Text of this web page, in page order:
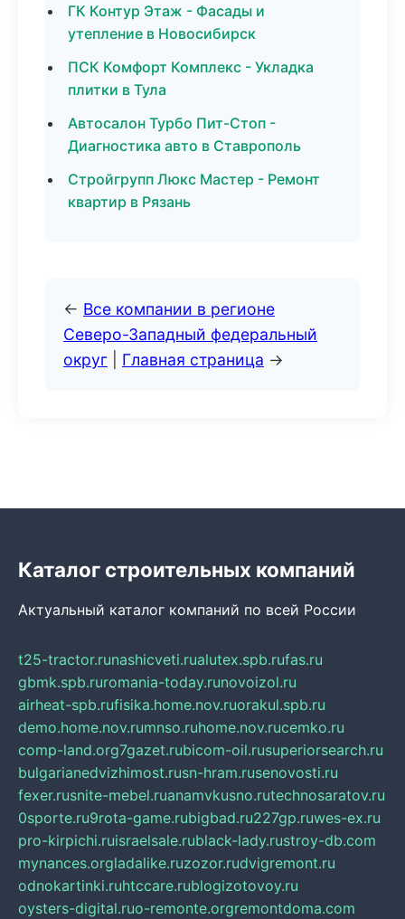
ГК Контур Этаж - Фасады и
утепление в Новосибирск
ПСК Комфорт Комплекс - Укладка
плитки в Тула
Автосалон Турбо Пит-Стоп -
Диагностика авто в Ставрополь
Стройгрупп Люкс Мастер - Ремонт
квартир в Рязань
← Все компании в регионе
Северо-Западный федеральный
округ
Главная страница →
Каталог строительных компаний
Актуальный каталог компаний по всей России
t25-tractor.runashicveti.rualutex.spb.rufas.ru
gbmk.spb.ruromania-today.runovoizol.ru
airheat-spb.rufisika.home.nov.ruorakul.spb.ru
demo.home.nov.rumnso.ruhome.nov.rucemko.ru
comp-land.org7gazet.rubicom-oil.rusuperiorsearch.ru
bulgarianedvizhimost.rusn-hram.rusenovosti.ru
fexer.rusnite-mebel.ruanamvkusno.rutechnosaratov.ru
0sporte.ru9rota-game.rubigbad.ru227gp.ruwes-ex.ru
pro-kirpichi.ruisraelsale.rublack-lady.rustroy-db.com
mynances.orgladalike.ruzozor.rudvigremont.ru
odnokartinki.ruhtccare.rublogizotovoy.ru
oysters-digital.ruo-remonte.orgremontdoma.com